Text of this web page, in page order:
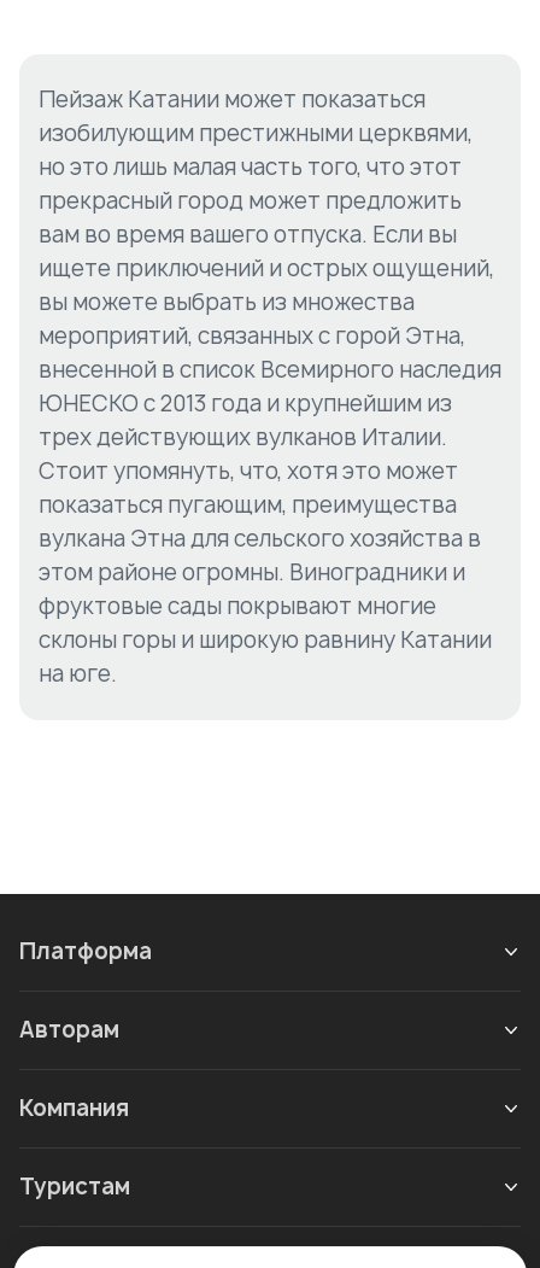
Пейзаж Катании может показаться
изобилующим престижными церквями,
но это лишь малая часть того, что этот
прекрасный город может предложить
вам во время вашего отпуска. Если вы
ищете приключений и острых ощущений,
вы можете выбрать из множества
мероприятий, связанных с горой Этна,
внесенной в список Всемирного наследия
ЮНЕСКО с 2013 года и крупнейшим из
трех действующих вулканов Италии.
Стоит упомянуть, что, хотя это может
показаться пугающим, преимущества
вулкана Этна для сельского хозяйства в
этом районе огромны. Виноградники и
фруктовые сады покрывают многие
склоны горы и широкую равнину Катании
на юге.
Платформа
Авторам
Компания
Туристам